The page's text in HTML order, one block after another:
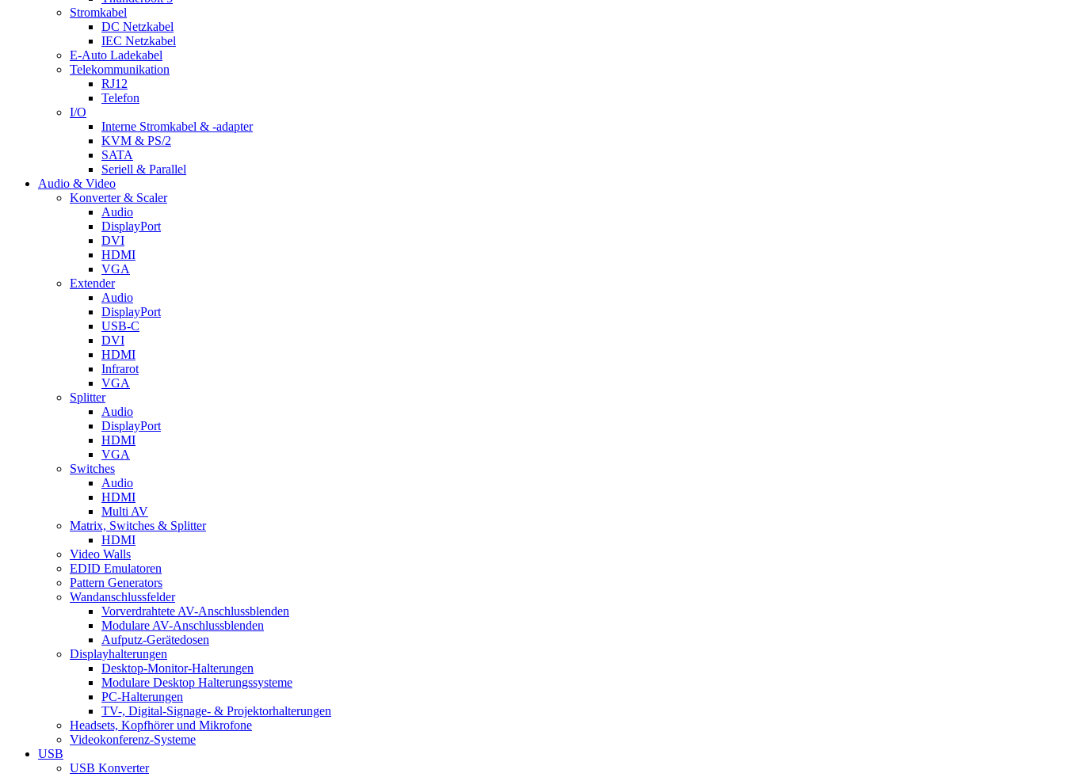
Stromkabel
DC Netzkabel
IEC Netzkabel
E-Auto Ladekabel
Telekommunikation
RJ12
Telefon
I/O
Interne Stromkabel & -adapter
KVM & PS/2
SATA
Seriell & Parallel
Audio & Video
Konverter & Scaler
Audio
DisplayPort
DVI
HDMI
VGA
Extender
Audio
DisplayPort
USB-C
DVI
HDMI
Infrarot
VGA
Splitter
Audio
DisplayPort
HDMI
VGA
Switches
Audio
HDMI
Multi AV
Matrix, Switches & Splitter
HDMI
Video Walls
EDID Emulatoren
Pattern Generators
Wandanschlussfelder
Vorverdrahtete AV-Anschlussblenden
Modulare AV-Anschlussblenden
Aufputz-Gerätedosen
Displayhalterungen
Desktop-Monitor-Halterungen
Modulare Desktop Halterungssysteme
PC-Halterungen
TV-, Digital-Signage- & Projektorhalterungen
Headsets, Kopfhörer und Mikrofone
Videokonferenz-Systeme
USB
USB Konverter